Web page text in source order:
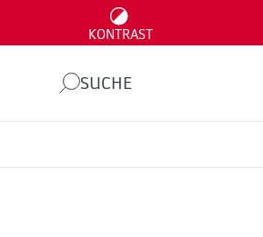
KONTRAST
SUCHE